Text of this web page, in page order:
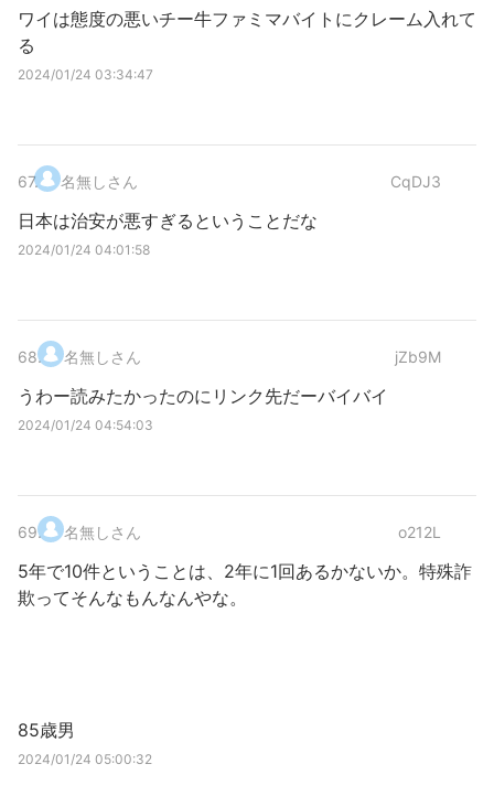
ワイは態度の悪いチー牛ファミマバイトにクレーム入れて
る
2024/01/24 03:34:47
67. 名無しさん CqDJ3
日本は治安が悪すぎるということだな
2024/01/24 04:01:58
68. 名無しさん jZb9M
うわー読みたかったのにリンク先だーバイバイ
2024/01/24 04:54:03
69. 名無しさん o212L
5年で10件ということは、2年に1回あるかないか。特殊詐
欺ってそんなもんなんやな。
85歳男
2024/01/24 05:00:32